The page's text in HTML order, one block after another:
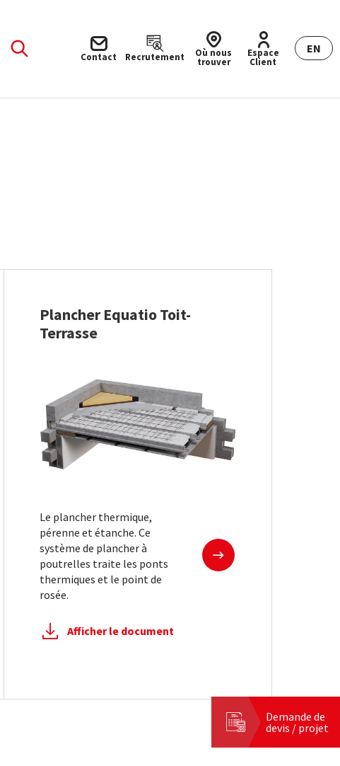
Contact Recrutement Où nous
trouver
Espace
Client
EN
Plancher Equatio Toit-
Terrasse
Le plancher thermique,
pérenne et étanche. Ce
système de plancher à
poutrelles traite les ponts
thermiques et le point de
rosée.
En savoir plus
Afficher le document
Demande de
devis / projet